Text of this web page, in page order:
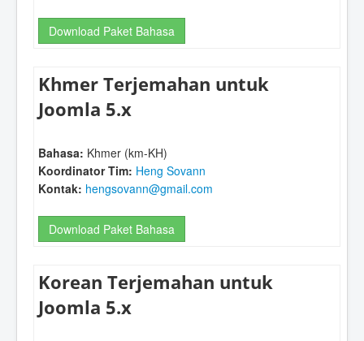
Download Paket Bahasa
Khmer Terjemahan untuk
Joomla 5.x
Bahasa: Khmer (km-KH)
Koordinator Tim: Heng Sovann
Kontak: hengsovann@gmail.com
Download Paket Bahasa
Korean Terjemahan untuk
Joomla 5.x